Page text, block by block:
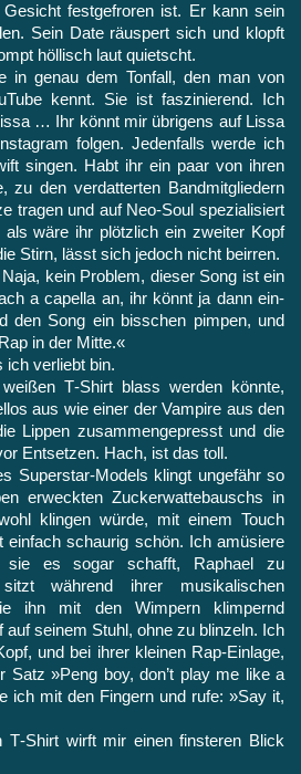
festgefroren ist. Er kann sein
Sein Date räuspert sich und klopft
höllisch laut quietscht.
in genau dem Tonfall, den man von
kennt. Sie ist faszinierend. Ich
… Ihr könnt mir übrigens auf Lissa
folgen. Jedenfalls werde ich
singen. Habt ihr ein paar von ihren
zu den verdatterten Bandmitgliedern
tragen und auf Neo-Soul spezialisiert
wäre ihr plötzlich ein zweiter Kopf
Stirn, lässt sich jedoch nicht beirren.
kein Problem, dieser Song ist ein
a capella an, ihr könnt ja dann ein­
den Song ein bisschen pimpen, und
in der Mitte.«
ich verliebt bin.
T‑Shirt blass werden könnte,
aus wie einer der Vampire aus den
Lippen zusammengepresst und die
Entsetzen. Hach, ist das toll.
Superstar-Models klingt ungefähr so
erweckten Zuckerwattebauschs in
klingen würde, mit einem Touch
einfach schaurig schön. Ich amüsiere
sie es sogar schafft, Raphael zu
während ihrer musikalischen
ihn mit den Wimpern klimpernd
seinem Stuhl, ohne zu blinzeln. Ich
und bei ihrer kleinen Rap-Einlage,
Satz »Peng boy, don’t play me like a
ich mit den Fingern und rufe: »Say it,
T‑Shirt wirft mir einen finsteren Blick